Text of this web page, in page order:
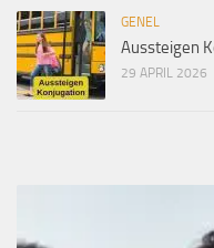
GENEL
Aussteigen
29 APRIL 2026